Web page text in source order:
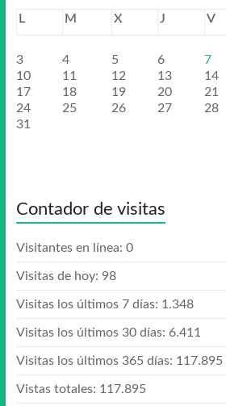
L
M X J V
3
4 5 6 7
10
11 12 13 14
17
18 19 20 21
24
25 26 27 28
31
Contador de visitas
Visitantes en línea: 0
Visitas de hoy: 98
Visitas los últimos 7 días: 1.348
Visitas los últimos 30 días: 6.411
Visitas los últimos 365 días: 117.895
Vistas totales: 117.895